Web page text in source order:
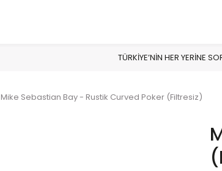
TÜRKİYE’NİN HER YERİNE
Mike Sebastian Bay - Rustik Curved Poker (Filtresiz)